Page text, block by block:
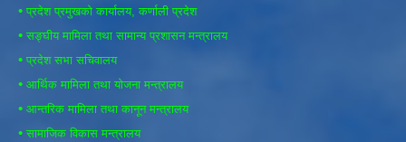
• प्रदेश प्रमुखको कार्यालय, कर्णाली प्रदेश
• सङ्घीय मामिला तथा सामान्य प्रशासन मन्त्रालय
• प्रदेश सभा सचिवालय
• आर्थिक मामिला तथा योजना मन्त्रालय
• आन्तरिक मामिला तथा कानून मन्त्रालय
• सामाजिक विकास मन्त्रालय